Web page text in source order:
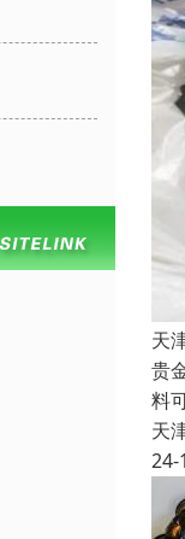
天
贵
料
天
24-